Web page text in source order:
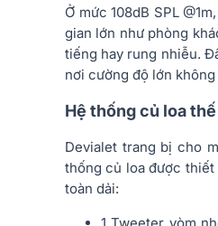
Ở mức 108dB SPL
gian lớn như phòng
tiếng hay rung nhiễu.
nơi cường độ lớn
Hệ thống củ loa
Devialet trang bị cho
thống củ loa được thiết
toàn dải: